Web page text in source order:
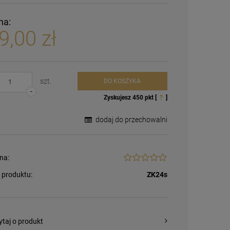
zł
-
szt. DO KOSZYKA
Zyskujesz 450pkt [ ? ]
dodaj do przechowalni
produktu: ZK24s
o produkt